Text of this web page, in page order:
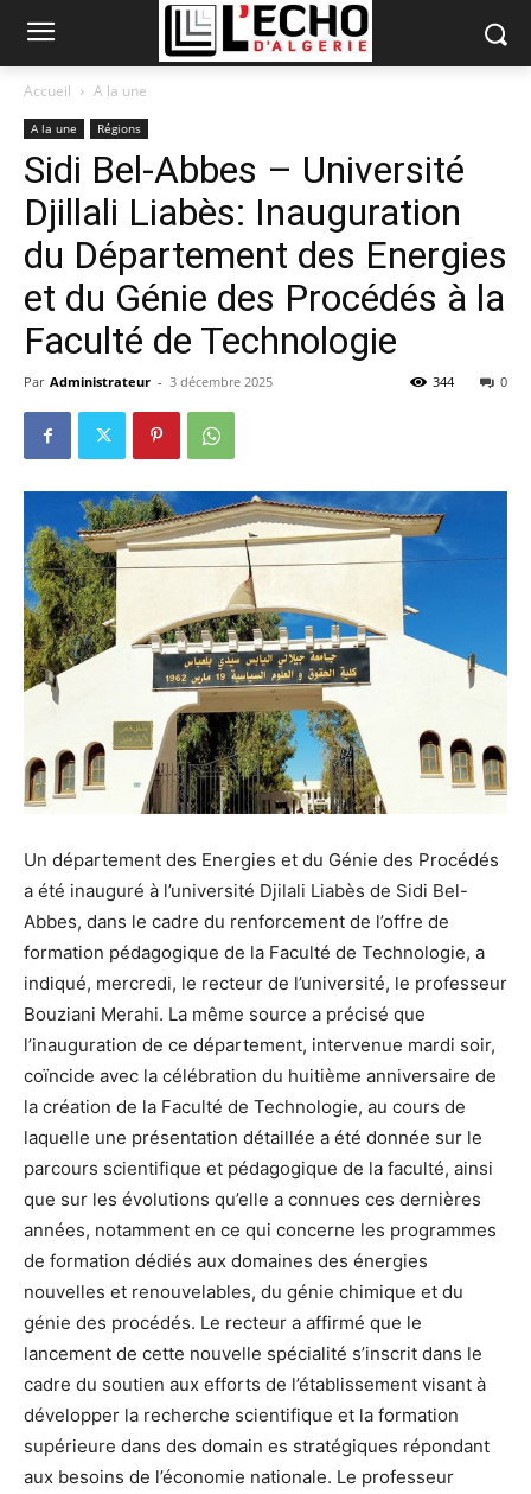
Accueil A la une
A la une Régions
Sidi Bel-Abbes – Université
Djillali Liabès: Inauguration
du Département des Energies
et du Génie des Procédés à la
Faculté de Technologie
Par Administrateur - 3 décembre 2025 0
344
Un département des Energies et du Génie des Procédés
a été inauguré à l’université Djilali Liabès de Sidi Bel-
Abbes, dans le cadre du renforcement de l’offre de
formation pédagogique de la Faculté de Technologie, a
indiqué, mercredi, le recteur de l’université, le professeur
Bouziani Merahi. La même source a précisé que
l’inauguration de ce département, intervenue mardi soir,
coïncide avec la célébration du huitième anniversaire de
la création de la Faculté de Technologie, au cours de
laquelle une présentation détaillée a été donnée sur le
parcours scientifique et pédagogique de la faculté, ainsi
que sur les évolutions qu’elle a connues ces dernières
années, notamment en ce qui concerne les programmes
de formation dédiés aux domaines des énergies
nouvelles et renouvelables, du génie chimique et du
génie des procédés. Le recteur a affirmé que le
lancement de cette nouvelle spécialité s’inscrit dans le
cadre du soutien aux efforts de l’établissement visant à
développer la recherche scientifique et la formation
supérieure dans des domain es stratégiques répondant
aux besoins de l’économie nationale. Le professeur